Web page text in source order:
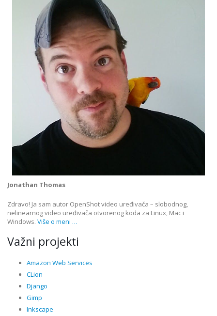
Jonathan Thomas
Zdravo! Ja sam autor OpenShot video uređivača – slobodnog,
nelinearnog video uređivača otvorenog koda za Linux, Mac i
Windows. Više o meni …
Važni projekti
Amazon Web Services
CLion
Django
Gimp
Inkscape